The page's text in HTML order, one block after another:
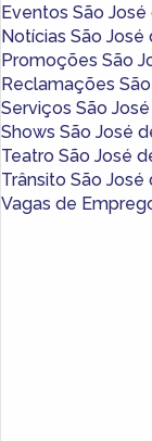
Eventos São
Notícias São José
Promoções São
Reclamações
Serviços São
Shows São José
Teatro São José
Trânsito São José
Vagas de